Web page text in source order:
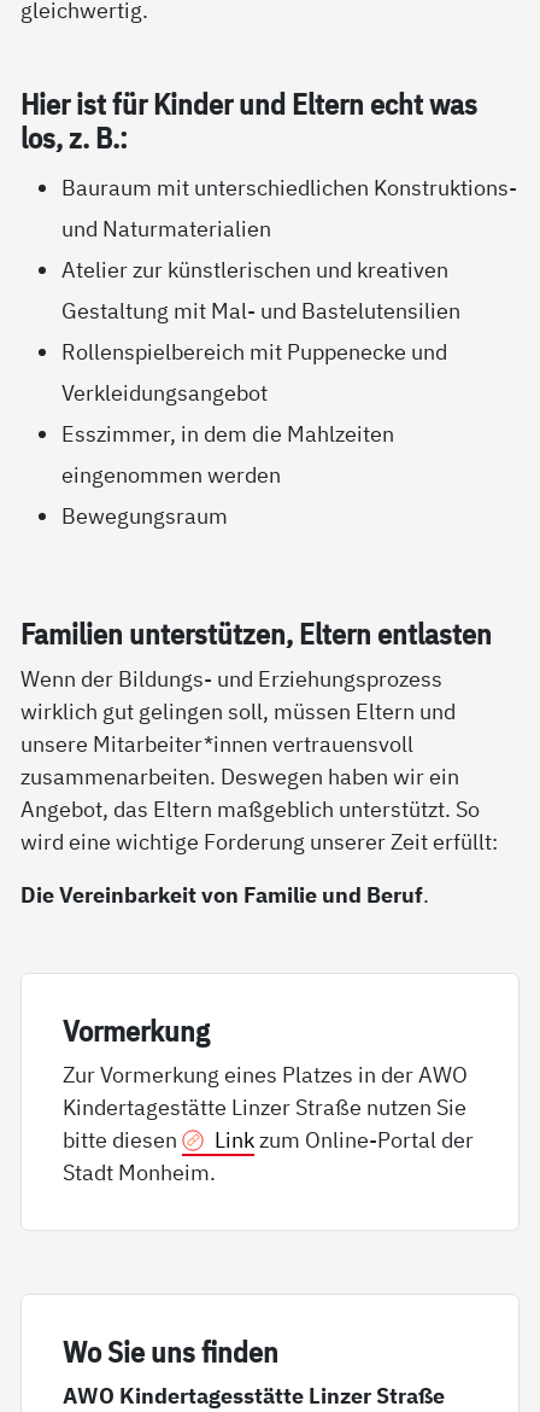
gleichwertig.
Hier ist für Kin­der und El­tern echt was
los, z. B.:
Bauraum mit unterschiedlichen Konstruktions-
und Naturmaterialien
Atelier zur künstlerischen und kreativen
Gestaltung mit Mal- und Bastelutensilien
Rollenspielbereich mit Puppenecke und
Verkleidungsangebot
Esszimmer, in dem die Mahlzeiten
eingenommen werden
Bewegungsraum
Fa­mi­li­en un­ter­stüt­zen, El­tern ent­las­ten
Wenn der Bildungs- und Erziehungsprozess
wirklich gut gelingen soll, müssen Eltern und
unsere Mitarbeiter*innen vertrauensvoll
zusammenarbeiten. Deswegen haben wir ein
Angebot, das Eltern maßgeblich unterstützt. So
wird eine wichtige Forderung unserer Zeit erfüllt:
Die Vereinbarkeit von Familie und Beruf.
Vor­mer­kung
Zur Vormerkung eines Platzes in der AWO
Kindertagestätte Linzer Straße nutzen Sie
bitte diesen
Linkzum Online-Portal der
Stadt Monheim.
Wo Sie uns fin­den
AWO Kindertagesstätte Linzer Straße